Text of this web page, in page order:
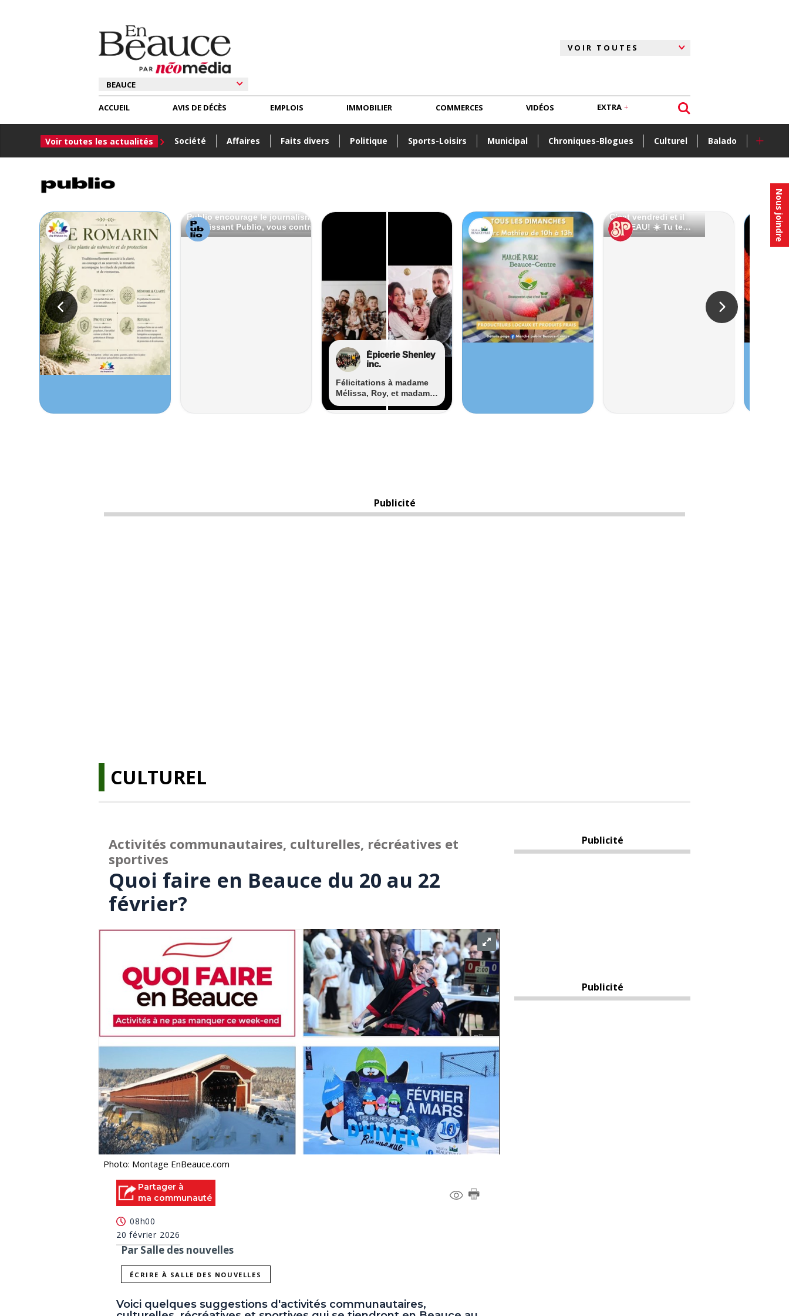
Nous joindre
ACCUEIL
Voir toutes les actualités Société Affaires Faits divers Politique Sports-Loisirs Municipal Chroniques-Blogues Culturel Balado +
AVIS DE DÉCÈS EMPLOIS IMMOBILIER COMMERCES VIDÉOS EXTRA
Publicité
CULTUREL
Activités communautaires, culturelles, récréatives et
sportives
Quoi faire en Beauce du 20 au 22
février?
Photo: Montage EnBeauce.com
Partager à
ma communauté
08h00
20 février 2026
Par Salle des nouvelles
ÉCRIRE À SALLE DES NOUVELLES
Voici quelques suggestions d'activités communautaires,
Publicité
Publicité